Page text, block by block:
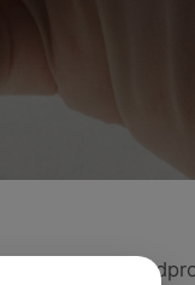
forebygge